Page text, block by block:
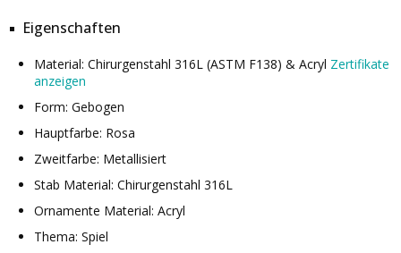
Eigenschaften
Material: Chirurgenstahl 316L (ASTM F138) & Acryl Zertifikate
anzeigen
Form: Gebogen
Hauptfarbe: Rosa
Zweitfarbe: Metallisiert
Stab Material: Chirurgenstahl 316L
Ornamente Material: Acryl
Thema: Spiel